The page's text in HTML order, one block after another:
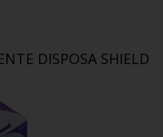
DISPOSA SHIELD